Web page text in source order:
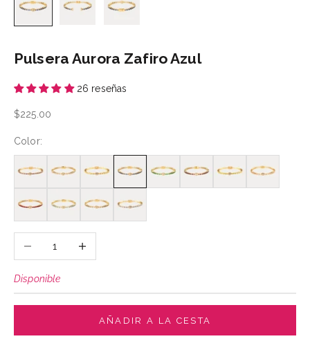
Pulsera Aurora Zafiro Azul
26 reseñas
Precio de oferta
$225.00
Color:
Disponible
AÑADIR A LA CESTA